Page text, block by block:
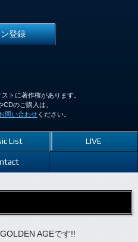
登録
トに著作権があります。
のご購入は、
問い合わせ ください。
List LIVE
AGEです!!